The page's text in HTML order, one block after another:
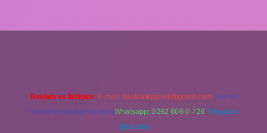
Reklam ve İletişim: E-mail: backlinkpaneli@gmail.com Teams:
forumhizmeti@gmail.com Whatsapp: 0262 606 0 726 Telegram:
@karabul